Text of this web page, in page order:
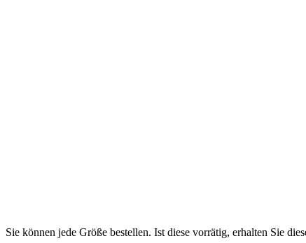
Sie können jede Größe bestellen. Ist diese vorrätig, erhalten Sie